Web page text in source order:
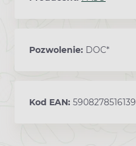
Pozwolenie: DOC*
Kod EAN: 5908278516139